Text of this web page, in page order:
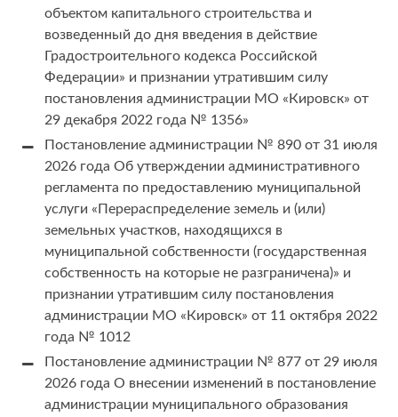
объектом капитального строительства и
возведенный до дня введения в действие
Градостроительного кодекса Российской
Федерации» и признании утратившим силу
постановления администрации МО «Кировск» от
29 декабря 2022 года № 1356»
Постановление администрации № 890 от 31 июля
2026 года Об утверждении административного
регламента по предоставлению муниципальной
услуги «Перераспределение земель и (или)
земельных участков, находящихся в
муниципальной собственности (государственная
собственность на которые не разграничена)» и
признании утратившим силу постановления
администрации МО «Кировск» от 11 октября 2022
года № 1012
Постановление администрации № 877 от 29 июля
2026 года О внесении изменений в постановление
администрации муниципального образования